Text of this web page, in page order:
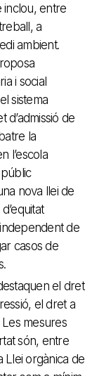
entre
a
ambient.
i social
sistema
d’admissió de
la
l’escola
nova llei de
de
casos de
el dret
el dret a
Les mesures
són, entre
Llei orgànica de